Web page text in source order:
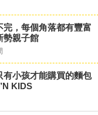
完，每個角落都有豐富
勢親子館
有小孩才能購買的麵包
KIDS